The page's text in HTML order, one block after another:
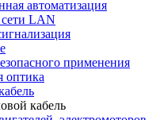
автоматизация
LAN
применения
оптика
кабель